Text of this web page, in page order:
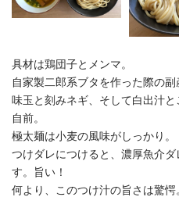
具材は鶏団子とメンマ。
自家製二郎系ブタを作った際の
味玉と刻みネギ、そして白出汁
自前。
極太麺は小麦の風味がしっかり。
つけダレにつけると、濃厚魚介
す。旨い！
何より、このつけ汁の旨さは驚愕